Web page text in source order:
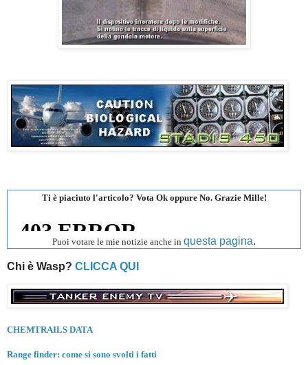
Ti è piaciuto l'articolo? Vota Ok oppure No. Grazie Mille!
Puoi votare le mie notizie anche in questa pagina.
Chi è Wasp? CLICCA QUI
CHEMTRAILS DATA
Range finder: come si sono svolti i fatti